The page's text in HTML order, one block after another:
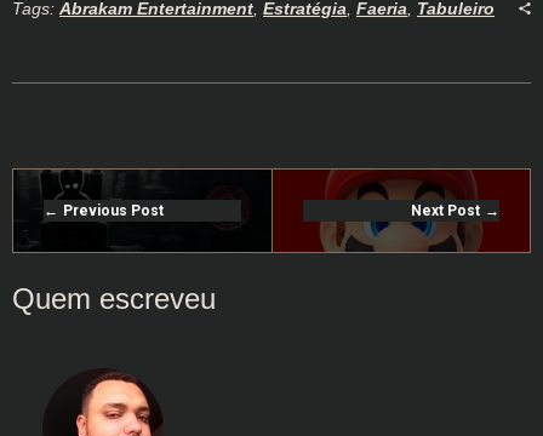
Tags: Abrakam Entertainment, Estratégia, Faeria, Tabuleiro
Previous Post Next Post